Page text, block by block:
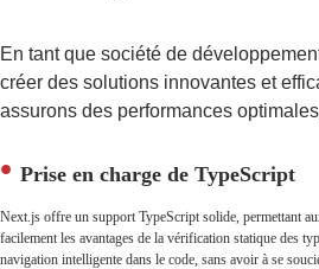
En tant que société de
créer des solutions innovantes et
assurons des performances
Prise en charge de TypeScript
Next.js offre un support TypeScript solide, permettant
facilement les avantages de la vérification statique des
navigation intelligente dans le code, sans avoir à se